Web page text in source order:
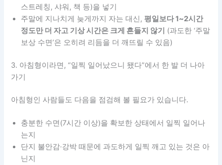
스트레칭, 샤워, 책 등)을 넣기
주말에 지나치게 늦게까지 자는 대신,평일보다 1~2시간
정도만 더 자고 기상 시간은 크게 흔들지 않기
(과도한 ‘주말
보상 수면’은 오히려 리듬을 더 깨뜨릴 수 있음)
3. 아침형이라면, “일찍 일어났으니 됐다”에서 한 발 더 나아
가기
아침형인 사람들도 다음을 점검해 볼 필요가 있습니다.
충분한 수면(7시간 이상)을 확보한 상태에서 일찍 일어나
는지
단지 불안감·강박 때문에 과도하게 일찍 깨고 있는 것은 아
닌지